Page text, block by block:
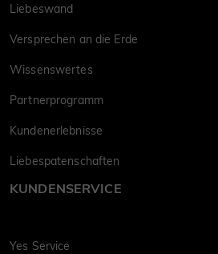
Liebeswand
Versprechen an die Erde
Wissenswertes
Partnerprogramm
Kundenerlebnisse
Liebespatenschaften
KUNDENSERVICE
Yes Service